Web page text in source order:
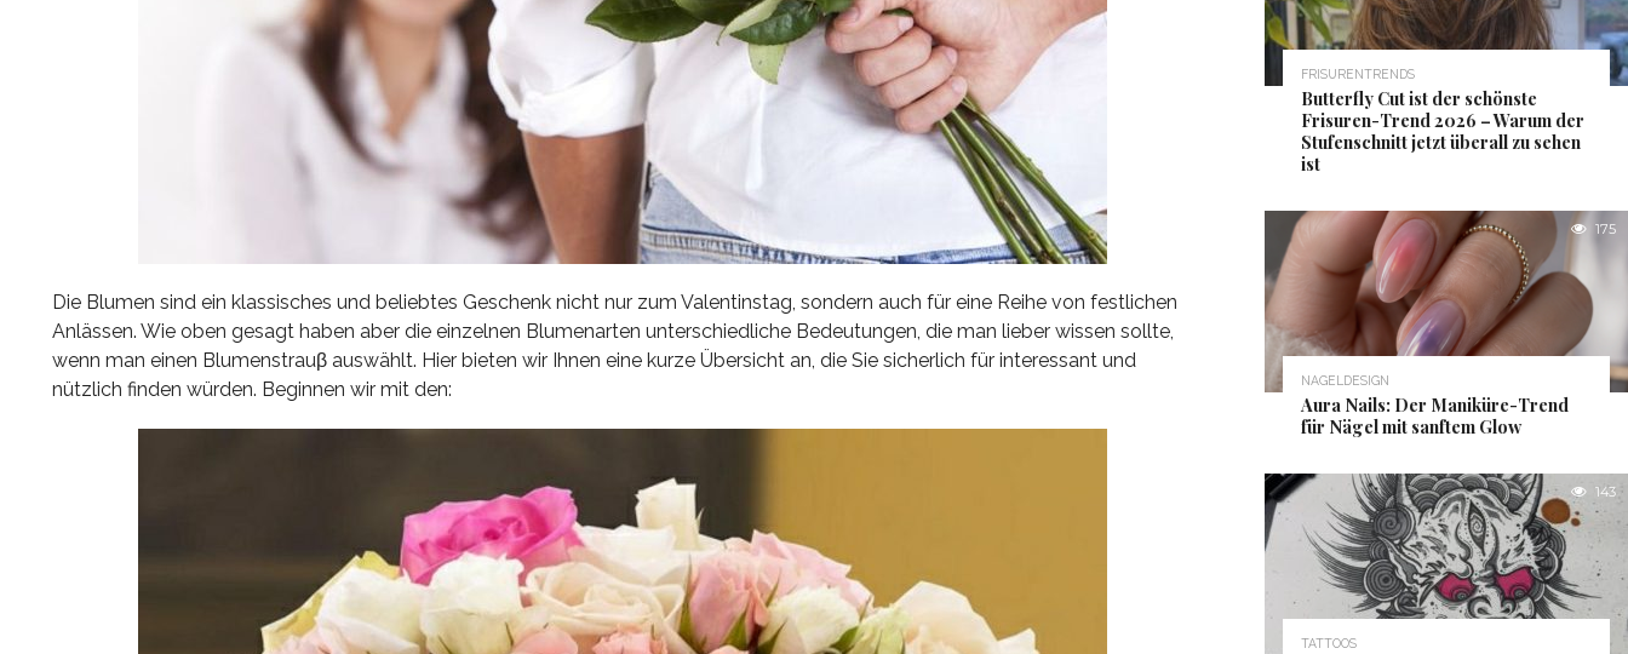
Die Blumen sind ein klassisches und beliebtes Geschenk nicht nur zum Valentinstag, sondern auch für eine Reihe von festlichen
Anlässen. Wie oben gesagt haben aber die einzelnen Blumenarten unterschiedliche Bedeutungen, die man lieber wissen sollte,
wenn man einen Blumenstrauβ auswählt. Hier bieten wir Ihnen eine kurze Übersicht an, die Sie sicherlich für interessant und
nützlich finden würden. Beginnen wir mit den:
FRISURENTRENDS
Butterfly Cut ist der schönste
Frisuren-Trend 2026 – Warum der
Stufenschnitt jetzt überall zu sehen
ist
175
NAGELDESIGN
Aura Nails: Der Maniküre-Trend
für Nägel mit sanftem Glow
143
TATTOOS